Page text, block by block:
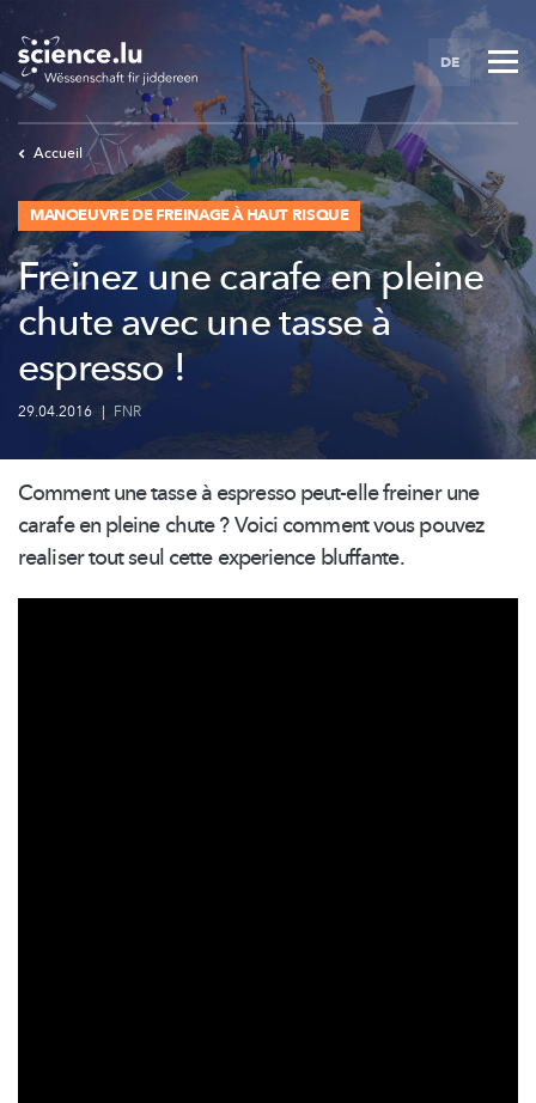
Skip
main
content
DE
Accueil
MANOEUVRE DE FREINAGE À HAUT RISQUE
Freinez une carafe en pleine
chute avec une tasse à
espresso !
29.04.2016 | FNR
Comment une tasse à espresso peut-elle freiner une
carafe en pleine chute ? Voici comment vous pouvez
realiser tout seul cette experience bluffante.